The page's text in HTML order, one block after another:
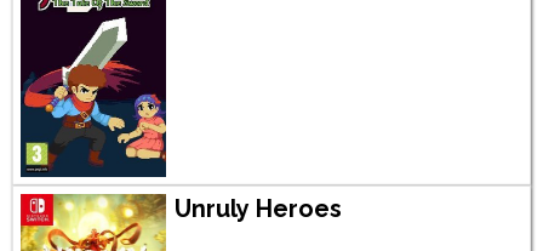
Unruly Heroes